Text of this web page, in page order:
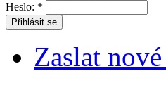
Heslo: *
Zaslat